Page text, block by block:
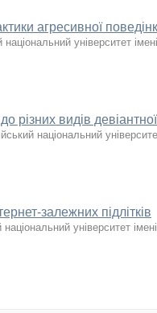
агресивної
національний університет
різних видів
національний
залежних підлітків
національний університет